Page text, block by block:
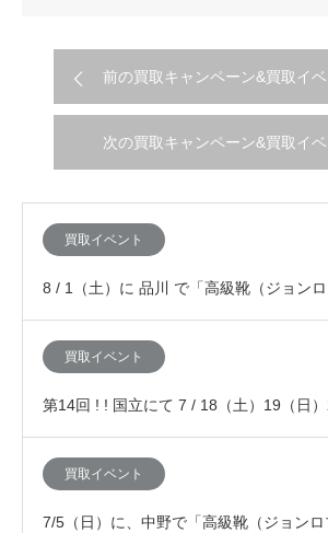
前の買取キャンペーン&買取イ
次の買取キャンペーン&買取イ
買取イベント
8 / 1（土）に 品川 で「高級靴（ジョン
グリーン、JMウエストン、オールデン等
買取イベント
第14回 ! ! 国立にて 7 / 18（土）19（日
日間、「査定額が10%アッ…
買取イベント
7/5（日）に、中野で「高級靴（ジョン